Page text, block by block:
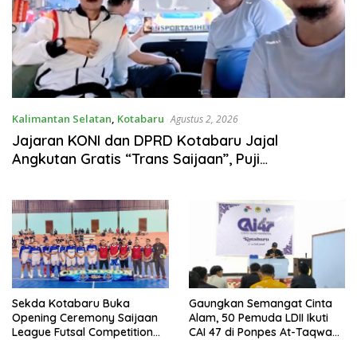
Kalimantan Selatan, Kotabaru Agustus 2, 2026
Jajaran KONI dan DPRD Kotabaru Jajal
Angkutan Gratis “Trans Saijaan”, Puji
Sekda Kotabaru Buka
Opening Ceremony Saijaan
League Futsal Competition
Gaungkan Semangat Cinta
Alam, 50 Pemuda LDII Ikuti
CAI 47 di Ponpes At-Taqwa